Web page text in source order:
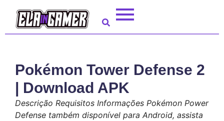
Pokémon Tower Defense 2
| Download APK
Descrição Requisitos Informações Pokémon Power
Defense também disponível para Android, assista